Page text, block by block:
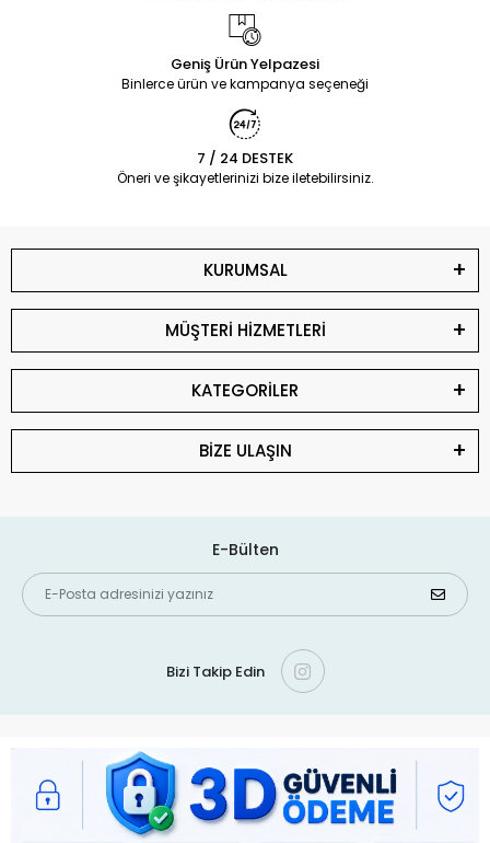
Geniş Ürün Yelpazesi
Binlerce ürün ve kampanya seçeneği
7 / 24 DESTEK
Öneri ve şikayetlerinizi bize iletebilirsiniz.
KURUMSAL
MÜŞTERİ HİZMETLERİ
KATEGORİLER
BİZE ULAŞIN
E-Bülten
Bizi Takip Edin